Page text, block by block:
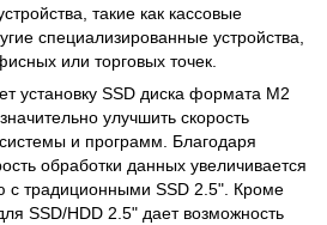
такие как кассовые
специализированные устройства,
или торговых точек.
установку SSD диска формата М2
улучшить скорость
и программ. Благодаря
обработки данных увеличивается
с традиционными SSD 2.5". Кроме
SSD/HDD 2.5" дает возможность